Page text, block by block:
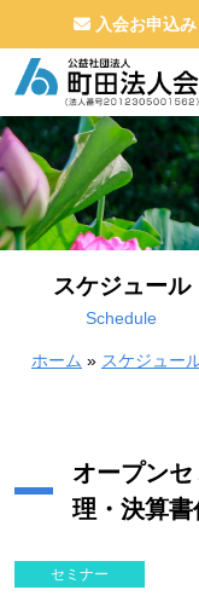
コンテンツへスキップ
メインナビゲーシ
入会お申込み
スケジュール
Schedule
ホーム » スケジュー
オープン
理・決算書
セミナー